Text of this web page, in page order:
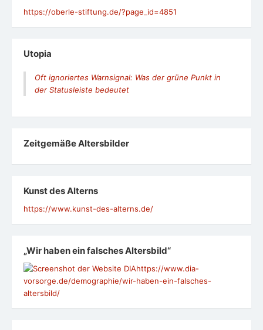
https://oberle-stiftung.de/?page_id=4851
Utopia
Oft ignoriertes Warnsignal: Was der grüne Punkt in
der Statusleiste bedeutet
Zeit­ge­mäße Alters­bil­der
Kunst des Alterns
https://www.kunst-des-alterns.de/
„Wir haben ein falsches Altersbild“
https://www.dia-
vorsorge.de/demographie/wir-haben-ein-falsches-
altersbild/